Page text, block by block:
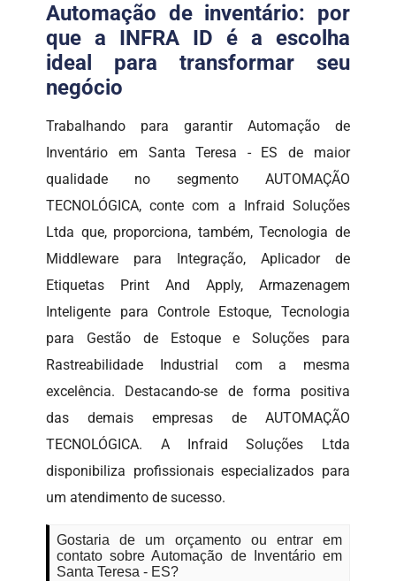
Automação de inventário: por
que a INFRA ID é a escolha
ideal para transformar seu
negócio
Trabalhando para garantir Automação de
Inventário em Santa Teresa - ES de maior
qualidade no segmento AUTOMAÇÃO
TECNOLÓGICA, conte com a Infraid Soluções
Ltda que, proporciona, também, Tecnologia de
Middleware para Integração, Aplicador de
Etiquetas Print And Apply, Armazenagem
Inteligente para Controle Estoque, Tecnologia
para Gestão de Estoque e Soluções para
Rastreabilidade Industrial com a mesma
excelência. Destacando-se de forma positiva
das demais empresas de AUTOMAÇÃO
TECNOLÓGICA. A Infraid Soluções Ltda
disponibiliza profissionais especializados para
um atendimento de sucesso.
Gostaria de um orçamento ou entrar em
contato sobre Automação de Inventário em
Santa Teresa - ES?